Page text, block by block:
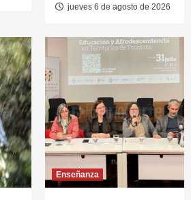
jueves 6 de agosto de 2026
Enseñanza